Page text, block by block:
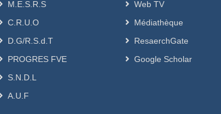
M.E.S.R.S
C.R.U.O
D.G/R.S.d.T
PROGRES FVE
S.N.D.L
A.U.F
Web TV
Médiathèque
ResaerchGate
Google Scholar